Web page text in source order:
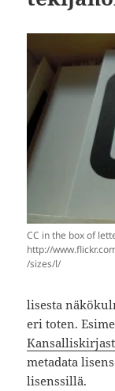
CC in the box of
http://
/sizes/l/
lisesta
eri toten.
metadata
lisenssillä.